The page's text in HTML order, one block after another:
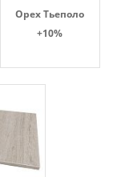
Орех Тьеполо
+10%